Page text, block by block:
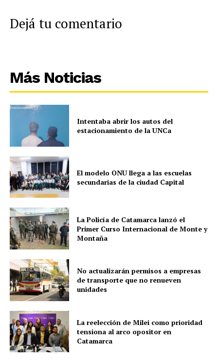
Dejá tu comentario
Más Noticias
Intentaba abrir los autos del
estacionamiento de la UNCa
El modelo ONU llega a las escuelas
secundarias de la ciudad Capital
La Policía de Catamarca lanzó el
Primer Curso Internacional de Monte y
Montaña
No actualizarán permisos a empresas
de transporte que no renueven
unidades
La reelección de Milei como prioridad
tensiona al arco opositor en
Catamarca